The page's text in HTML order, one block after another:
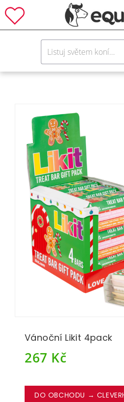
Vánoční Likit 4pack
267 Kč
DO OBCHODU →